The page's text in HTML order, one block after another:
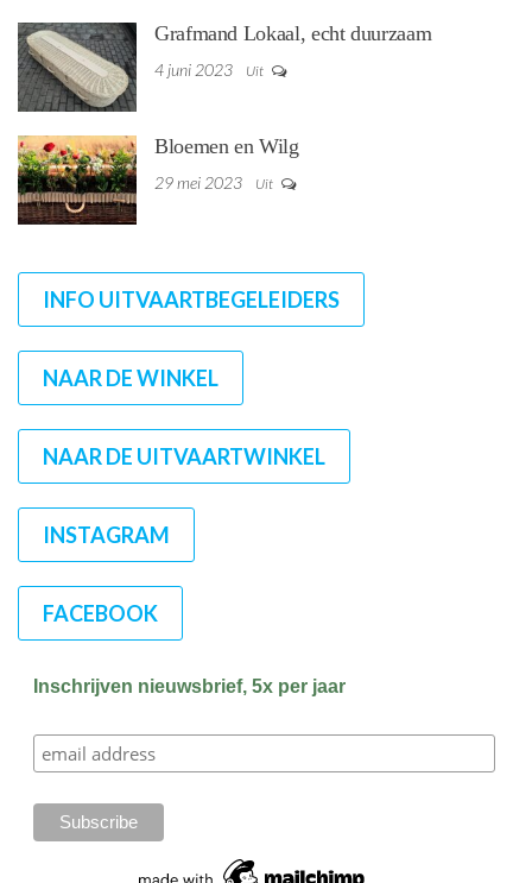
Grafmand Lokaal, echt duurzaam
4 juni 2023 Uit
Bloemen en Wilg
29 mei 2023 Uit
INFO UITVAARTBEGELEIDERS
NAAR DE WINKEL
NAAR DE UITVAARTWINKEL
INSTAGRAM
FACEBOOK
Inschrijven nieuwsbrief, 5x per jaar